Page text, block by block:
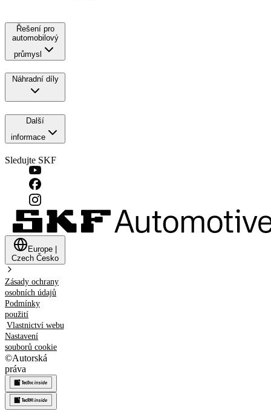
Řešení pro
automobilový
průmysl
Náhradní díly
Další
informace
Sledujte SKF
Europe
Czech Česko
Zásady ochrany
osobních údajů
Podmínky
použití
Vlastnictví webu
Nastavení
souborů cookie
©Autorská
práva